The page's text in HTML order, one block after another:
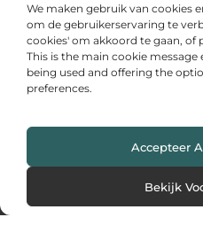
We maken gebruik van cookies
om de gebruikerservaring te
cookies' om akkoord te gaan, of
This is the main cookie message
being used and offering the
preferences.
Accepteer
Bekijk
Bericht categorie
Onze informatie
@2025